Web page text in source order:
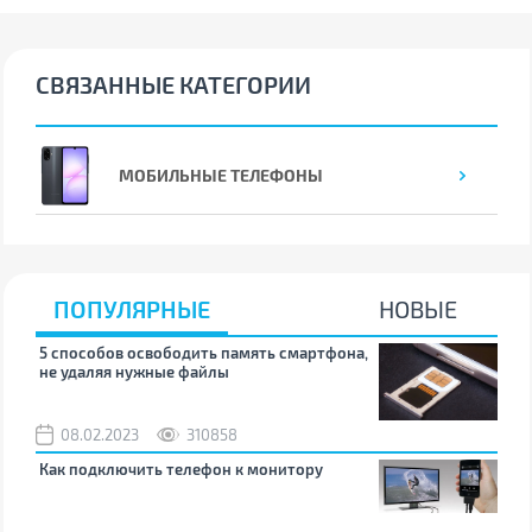
СВЯЗАННЫЕ КАТЕГОРИИ
МОБИЛЬНЫЕ ТЕЛЕФОНЫ
ПОПУЛЯРНЫЕ НОВЫЕ
5 способов освободить память смартфона,
не удаляя нужные файлы
08.02.2023
310858
Как подключить телефон к монитору